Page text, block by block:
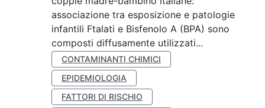
associazione tra esposizione e patologie
infantili Ftalati e Bisfenolo A (BPA) sono
composti diffusamente utilizzati...
CONTAMINANTI CHIMICI
EPIDEMIOLOGIA
FATTORI DI RISCHIO